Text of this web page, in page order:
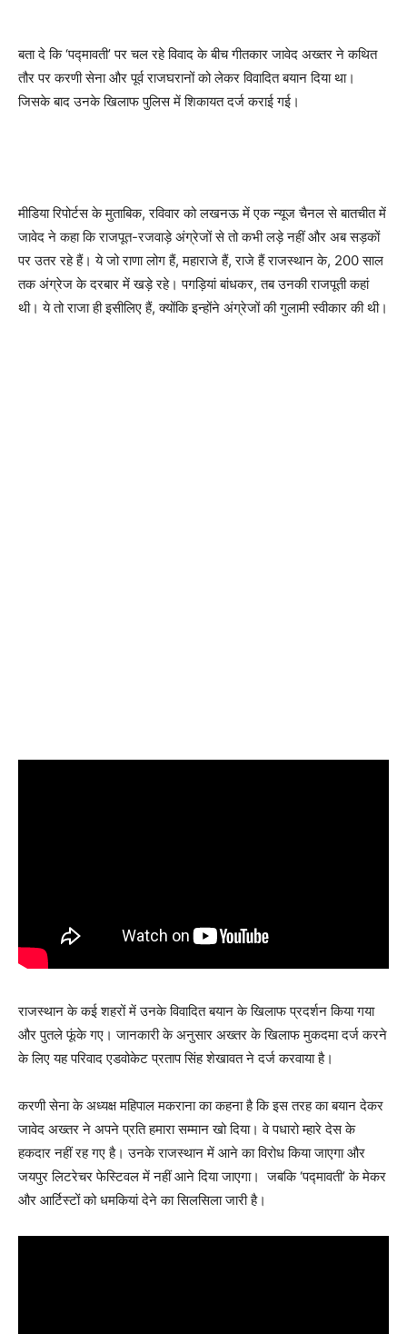
बता दे कि ‘पद्मावती’ पर चल रहे विवाद के बीच गीतकार जावेद अख्तर ने कथित
तौर पर करणी सेना और पूर्व राजघरानों को लेकर विवादित बयान दिया था।
जिसके बाद उनके खिलाफ पुलिस में शिकायत दर्ज कराई गई।
मीडिया रिपोर्टस के मुताबिक, रविवार को लखनऊ में एक न्यूज चैनल से बातचीत में
जावेद ने कहा कि राजपूत-रजवाड़े अंग्रेजों से तो कभी लड़े नहीं और अब सड़कों
पर उतर रहे हैं। ये जो राणा लोग हैं, महाराजे हैं, राजे हैं राजस्थान के, 200 साल
तक अंग्रेज के दरबार में खड़े रहे। पगड़ियां बांधकर, तब उनकी राजपूती कहां
थी। ये तो राजा ही इसीलिए हैं, क्योंकि इन्होंने अंग्रेजों की गुलामी स्वीकार की थी।
राजस्थान के कई शहरों में उनके विवादित बयान के खिलाफ प्रदर्शन किया गया
और पुतले फूंके गए। जानकारी के अनुसार अख्तर के खिलाफ मुकदमा दर्ज करने
के लिए यह परिवाद एडवोकेट प्रताप सिंह शेखावत ने दर्ज करवाया है।
करणी सेना के अध्यक्ष महिपाल मकराना का कहना है कि इस तरह का बयान देकर
जावेद अख्तर ने अपने प्रति हमारा सम्मान खो दिया। वे पधारो म्हारे देस के
हकदार नहीं रह गए है। उनके राजस्थान में आने का विरोध किया जाएगा और
जयपुर लिटरेचर फेस्टिवल में नहीं आने दिया जाएगा। जबकि ‘पद्मावती’ के मेकर
और आर्टिस्टों को धमकियां देने का सिलसिला जारी है।